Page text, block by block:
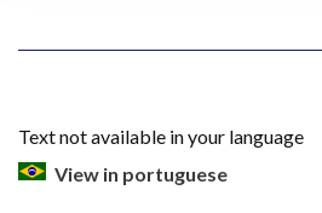
Text not available in your language
View in portuguese